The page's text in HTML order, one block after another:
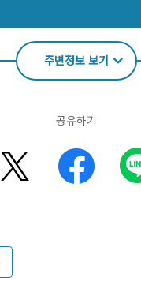
주변정보 보기
공유하기